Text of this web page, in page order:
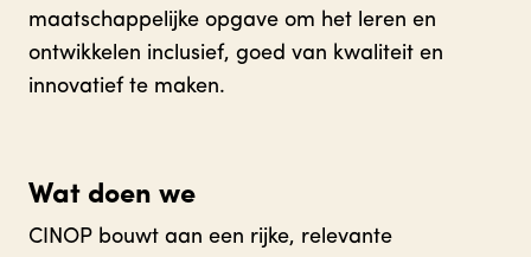
maatschappelijke opgave om het leren en
ontwikkelen inclusief, goed van kwaliteit en
innovatief te maken.
Wat doen we
CINOP bouwt aan een rijke, relevante